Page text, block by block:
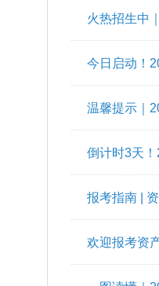
温馨提示｜
资产评估师
火热招生中
今日启动！
温馨提示｜
倒计时3天！